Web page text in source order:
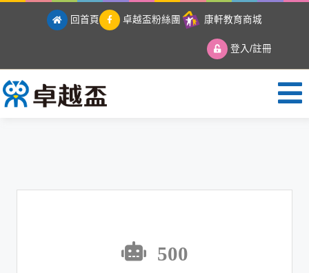
回首頁 卓越盃粉絲團 康軒教育商城
登入/註冊
卓越盃全國競賽
500